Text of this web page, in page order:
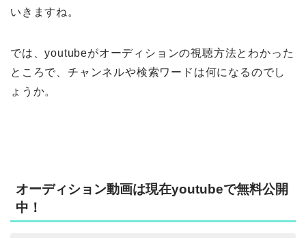
いきますね。
では、youtubeがオーディションの視聴方法とわかった
ところで、チャンネルや検索ワードは何になるのでし
ょうか。
オーディション動画は現在youtubeで無料公開
中！